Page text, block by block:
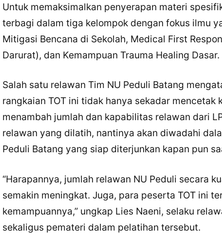
Untuk memaksimalkan penyerapan materi
terbagi dalam tiga kelompok dengan fokus ilmu
Mitigasi Bencana di Sekolah, Medical First
Darurat), dan Kemampuan Trauma Healing Dasar.
Salah satu relawan Tim NU Peduli Batang
rangkaian TOT ini tidak hanya sekadar mencetak
menambah jumlah dan kapabilitas relawan dari
relawan yang dilatih, nantinya akan diwadahi
Peduli Batang yang siap diterjunkan kapan pun
“Harapannya, jumlah relawan NU Peduli secara
semakin meningkat. Juga, para peserta TOT ini
kemampuannya,” ungkap Lies Naeni, selaku
sekaligus pemateri dalam pelatihan tersebut.
LinkedIn
Salin Tautan Artikel